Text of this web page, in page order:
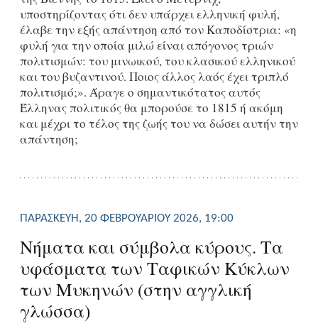
υποστηρίζοντας ότι δεν υπάρχει ελληνική φυλή,
έλαβε την εξής απάντηση από τον Καποδίστρια: «η
φυλή για την οποία μιλώ είναι απόγονος τριών
πολιτισμών: του μινωικού, του κλασικού ελληνικού
και του βυζαντινού. Ποιος άλλος λαός έχει τριπλό
πολιτισμό;». Άραγε ο σημαντικότατος αυτός
Έλληνας πολιτικός θα μπορούσε το 1815 ή ακόμη
και μέχρι το τέλος της ζωής του να δώσει αυτήν την
απάντηση;
ΠΑΡΑΣΚΕΥΉ, 20 ΦΕΒΡΟΥΑΡΊΟΥ 2026, 19:00
Νήματα και σύμβολα κύρους. Τα
υφάσματα των Ταφικών Κύκλων
των Μυκηνών (στην αγγλική
γλώσσα)